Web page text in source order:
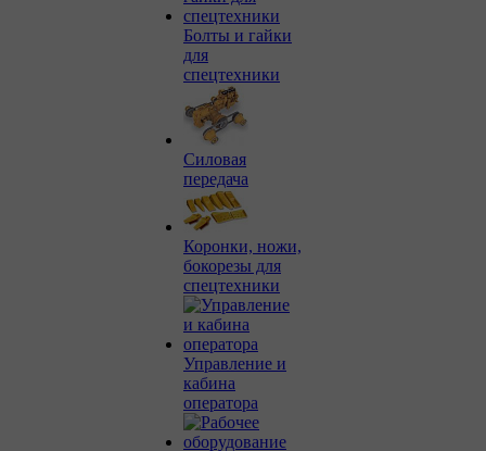
Болты и гайки
для
спецтехники
Силовая
передача
Коронки, ножи,
бокорезы для
спецтехники
Управление и
кабина
оператора